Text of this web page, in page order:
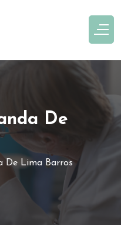
De
De Lima Barros